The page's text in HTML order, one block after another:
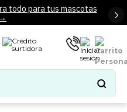
todo para tus mascotas
→